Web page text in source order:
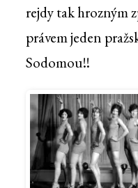
rejdy tak hrozným
právem jeden
Sodomou!!